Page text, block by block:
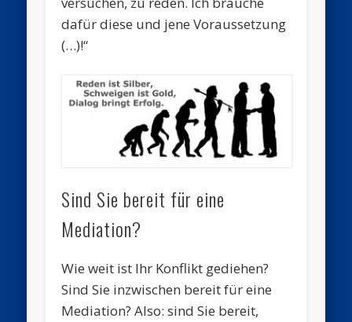
dafür diese und jene Voraussetzung
(…)!“
Sind Sie bereit für eine
Mediation?
Wie weit ist Ihr Konflikt gediehen?
Sind Sie inzwischen bereit für eine
Mediation? Also: sind Sie bereit,